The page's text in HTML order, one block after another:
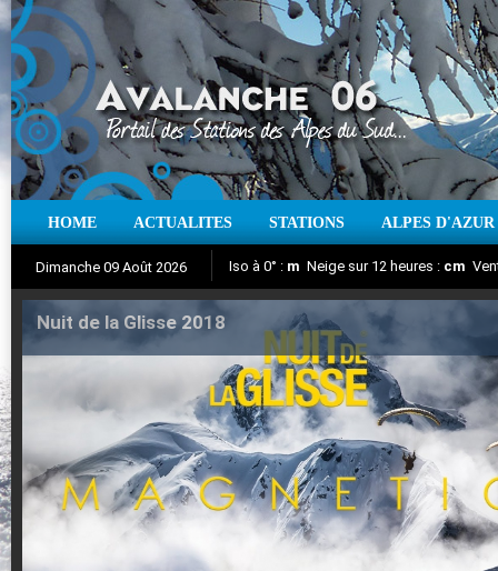
HOME ACTUALITES STATIONS ALPES D'AZUR
Dimanche 09 Août 2026
Aujourd'hui : T° Min : °C T° Max :°C
Iso à 0° : m Neige sur 12 heures : cm
Suivez en direct l'actualité des stations
Nuit de la Glisse 2018